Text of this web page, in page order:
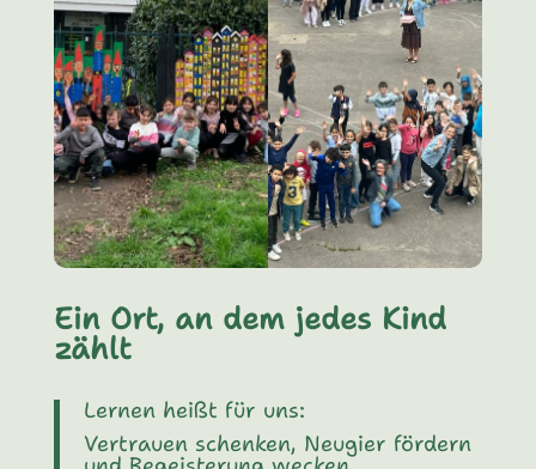
Ein Ort, an dem jedes Kind
zählt
Lernen heißt für uns:
Vertrauen schenken, Neugier fördern